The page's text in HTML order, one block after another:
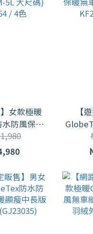
】女款極暖
防風保暖
5L 大尺碼)
/ 4色
【
保暖無